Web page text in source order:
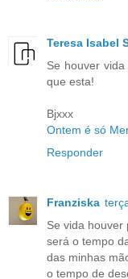
Teresa Isabel
Se houver
que esta!
Bjxxx
Ontem é só
Responder
Franziska
Se vida houver
será o tempo
das minhas
o tempo de